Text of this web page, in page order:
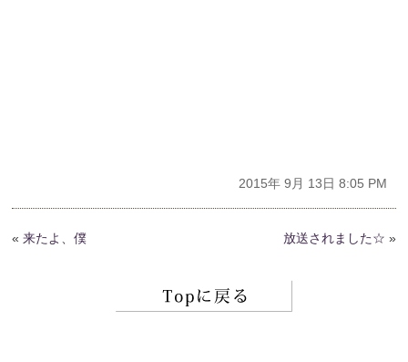
2015年 9月 13日 8:05 PM
«来たよ、僕 放送されました☆ »